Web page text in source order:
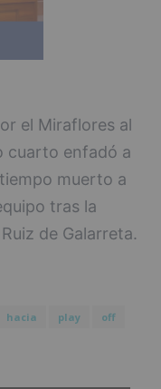
el Miraflores al
cuarto enfadó a
muerto a
tras la
de Galarreta.
hacia play
off